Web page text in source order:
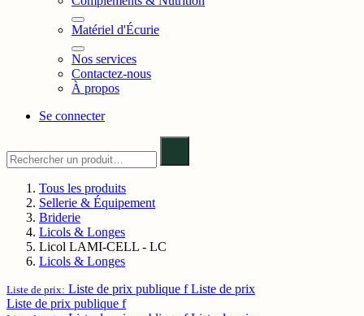
Matériel d'Écurie
Nos services
Contactez-nous
À propos
Se connecter
Tous les produits
Sellerie & Équipement
Briderie
Licols & Longes
Licol LAMI-CELL - LC
Licols & Longes
Liste de prix: Liste de prix publique f Liste de prix
Liste de prix publique f